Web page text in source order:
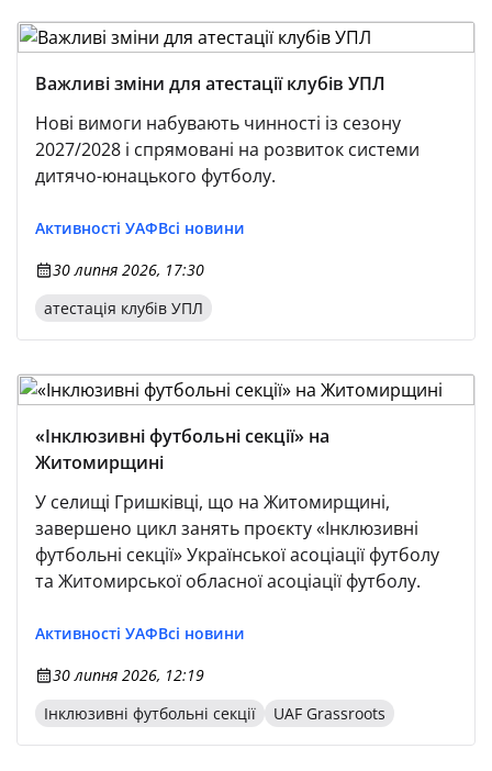
Важливі зміни для атестації клубів УПЛ
Нові вимоги набувають чинності із сезону
2027/2028 і спрямовані на розвиток системи
дитячо-юнацького футболу.
Активності УАФВсі новини
30 липня 2026, 17:30
атестація клубів УПЛ
«Інклюзивні футбольні секції» на
Житомирщині
У селищі Гришківці, що на Житомирщині,
завершено цикл занять проєкту «Інклюзивні
футбольні секції» Української асоціації футболу
та Житомирської обласної асоціації футболу.
Активності УАФВсі новини
30 липня 2026, 12:19
Інклюзивні футбольні секції
UAF Grassroots